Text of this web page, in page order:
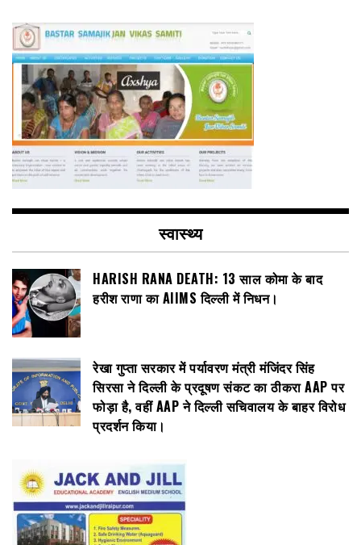
स्वास्थ्य
HARISH RANA DEATH: 13 साल कोमा के बाद
हरीश राणा का AIIMS दिल्ली में निधन।
रेखा गुप्ता सरकार में पर्यावरण मंत्री मंजिंदर सिंह
सिरसा ने दिल्ली के प्रदूषण संकट का ठीकरा AAP पर
फोड़ा है, वहीं AAP ने दिल्ली सचिवालय के बाहर विरोध
प्रदर्शन किया।